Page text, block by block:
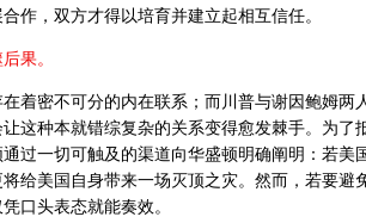
作，双方才得以培育并建立起相互信任。
果。
着密不可分的内在联系；而川普与谢因鲍姆两
这种本就错综复杂的关系变得愈发棘手。为了
过一切可触及的渠道向华盛顿明确阐明：若美
给美国自身带来一场灭顶之灾。然而，若要避
口头表态就能奏效。